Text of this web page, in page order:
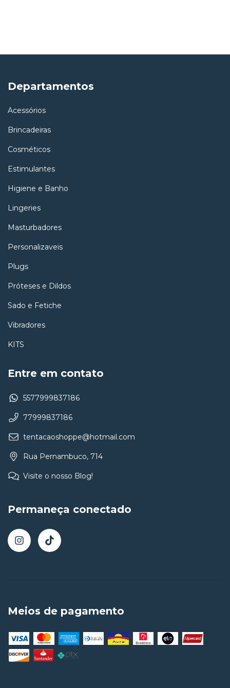
Departamentos
Acessórios
Brincadeiras
Cosméticos
Estimulantes
Higiene e Banho
Lingeries
Masturbadores
Personalizaveis
Plugs
Próteses e Dildos
Sado e Fetiche
Vibradores
KITS
Entre em contato
5577999837186
77999837186
tentacaoshoppe@hotmail.com
Rua Pernambuco, 714
Visite o nosso Blog!
Permaneça conectado
Meios de pagamento